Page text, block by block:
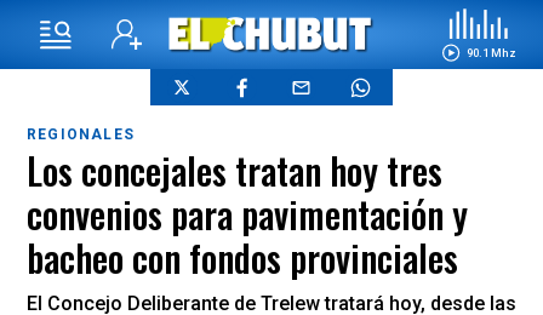
90.1 Mhz
REGIONALES
Los concejales tratan hoy tres
convenios para pavimentación y
bacheo con fondos provinciales
El Concejo Deliberante de Trelew tratará hoy, desde las